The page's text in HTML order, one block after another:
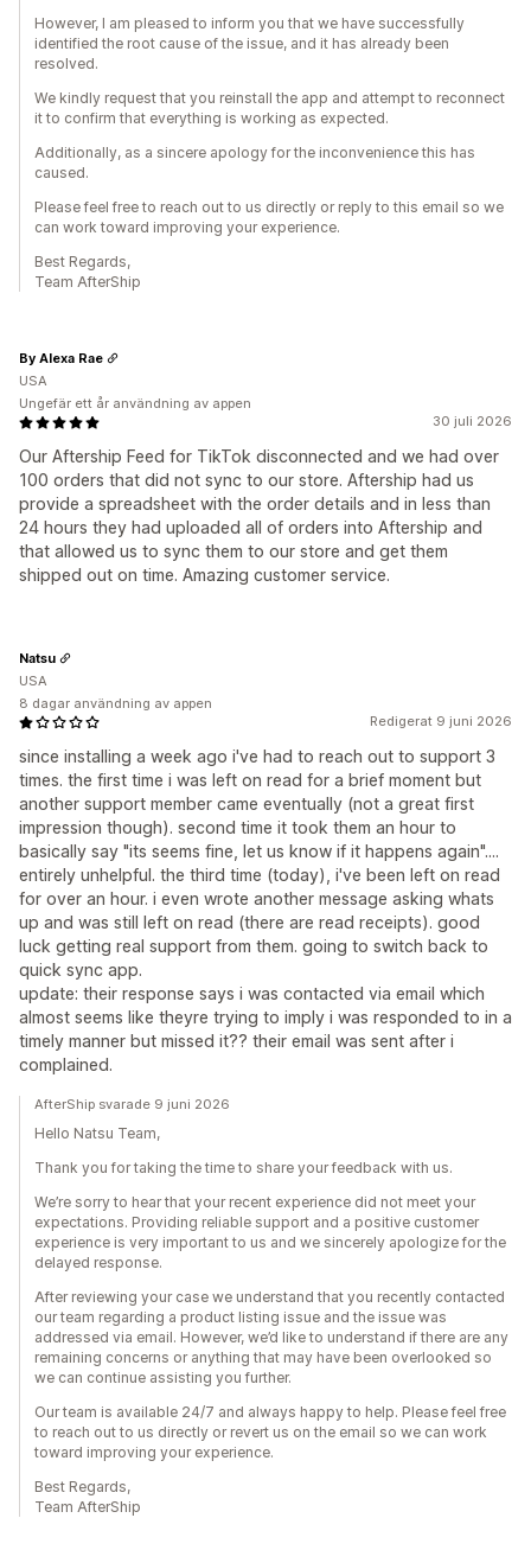
However, I am pleased to inform you that we have successfully
identified the root cause of the issue, and it has already been
resolved.
We kindly request that you reinstall the app and attempt to reconnect
it to confirm that everything is working as expected.
Additionally, as a sincere apology for the inconvenience this has
caused.
Please feel free to reach out to us directly or reply to this email so we
can work toward improving your experience.
Best Regards,
Team AfterShip
30 juli 2026
Our Aftership Feed for TikTok disconnected and we had over
100 orders that did not sync to our store. Aftership had us
provide a spreadsheet with the order details and in less than
24 hours they had uploaded all of orders into Aftership and
that allowed us to sync them to our store and get them
shipped out on time. Amazing customer service.
By Alexa Rae
USA
Ungefär ett år användning av appen
Redigerat 9 juni 2026
since installing a week ago i've had to reach out to support 3
times. the first time i was left on read for a brief moment but
another support member came eventually (not a great first
impression though). second time it took them an hour to
basically say "its seems fine, let us know if it happens again"....
entirely unhelpful. the third time (today), i've been left on read
for over an hour. i even wrote another message asking whats
up and was still left on read (there are read receipts). good
luck getting real support from them. going to switch back to
quick sync app.
update: their response says i was contacted via email which
almost seems like theyre trying to imply i was responded to in a
timely manner but missed it?? their email was sent after i
complained.
Natsu
USA
8 dagar användning av appen
AfterShip svarade 9 juni 2026
Hello Natsu Team,
Thank you for taking the time to share your feedback with us.
We’re sorry to hear that your recent experience did not meet your
expectations. Providing reliable support and a positive customer
experience is very important to us and we sincerely apologize for the
delayed response.
After reviewing your case we understand that you recently contacted
our team regarding a product listing issue and the issue was
addressed via email. However, we’d like to understand if there are any
remaining concerns or anything that may have been overlooked so
we can continue assisting you further.
Our team is available 24/7 and always happy to help. Please feel free
to reach out to us directly or revert us on the email so we can work
toward improving your experience.
Best Regards,
Team AfterShip